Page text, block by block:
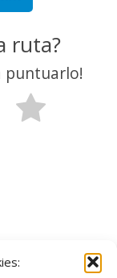
ruta?
puntuarlo!